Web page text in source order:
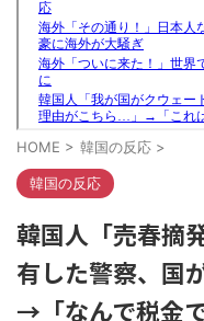
HOME > 韓国の反応 >
韓国の反応
韓国人「売春摘
有した警察、国
→「なんで税金